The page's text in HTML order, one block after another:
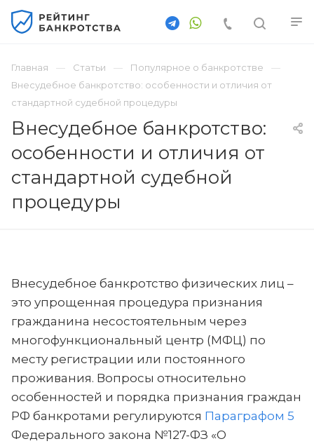
Главная Статьи
Популярное о банкротстве
Внесудебное банкротство: особенности и отличия от
стандартной судебной процедуры
Внесудебное банкротство:
особенности и отличия от
стандартной судебной
процедуры
Внесудебное банкротство физических лиц –
это упрощенная процедура признания
гражданина несостоятельным через
многофункциональный центр (МФЦ) по
месту регистрации или постоянного
проживания. Вопросы относительно
особенностей и порядка признания граждан
РФ банкротами регулируются Параграфом 5
Федерального закона №127-ФЗ «О